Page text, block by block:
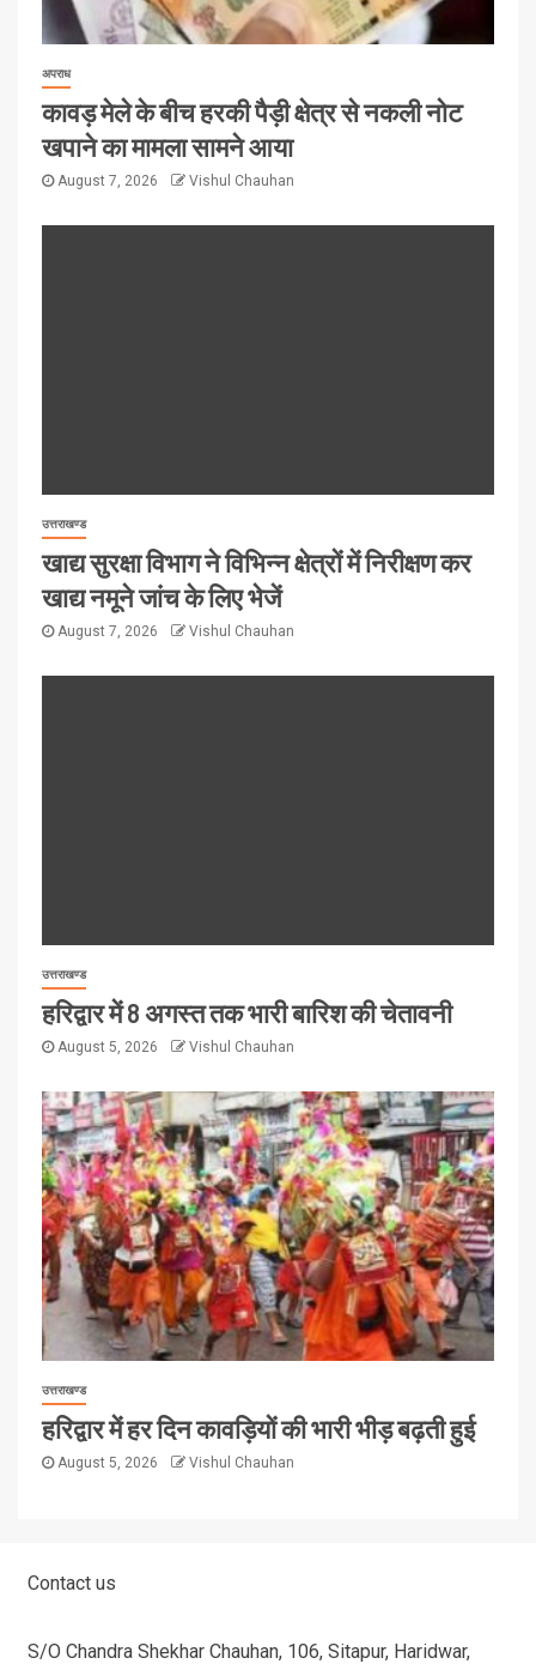
अपराध
कावड़ मेले के बीच हरकी पैड़ी क्षेत्र से नकली नोट
खपाने का मामला सामने आया
August 7, 2026 Vishul Chauhan
उत्तराखण्ड
खाद्य सुरक्षा विभाग ने विभिन्न क्षेत्रों में निरीक्षण कर
खाद्य नमूने जांच के लिए भेजें
August 7, 2026 Vishul Chauhan
उत्तराखण्ड
हरिद्वार में 8 अगस्त तक भारी बारिश की चेतावनी
August 5, 2026 Vishul Chauhan
उत्तराखण्ड
हरिद्वार में हर दिन कावड़ियों की भारी भीड़ बढ़ती हुई
August 5, 2026 Vishul Chauhan
Contact us
S/O Chandra Shekhar Chauhan, 106, Sitapur, Haridwar,